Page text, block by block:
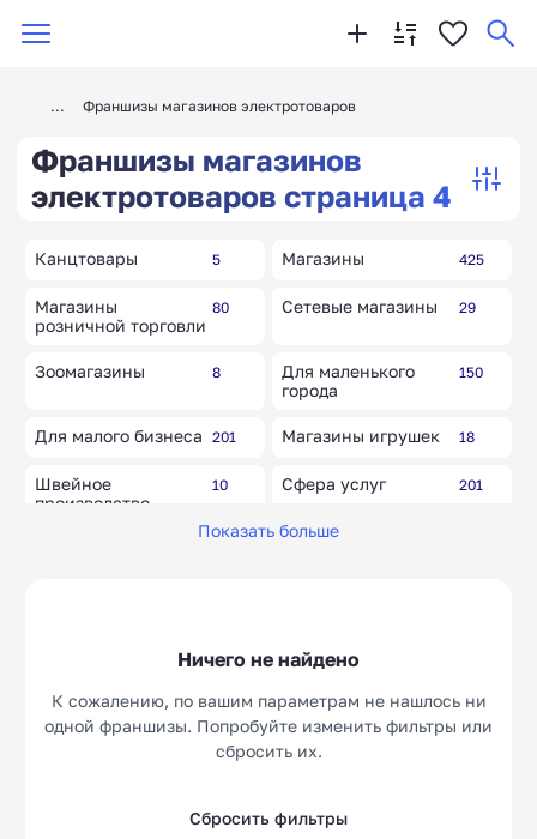
Франшизы магазинов электротоваров
Франшизы магазинов
электротоваров страница 4
Канцтовары 5 Магазины 425
Магазины
розничной торговли
80 Сетевые магазины 29
Зоомагазины 8
Для маленького
города
150
Для малого бизнеса 201 Магазины игрушек 18
Швейное
производство
10 Сфера услуг 201
Показать больше
Ничего не найдено
К сожалению, по вашим параметрам не нашлось ни
одной франшизы. Попробуйте изменить фильтры или
сбросить их.
Сбросить фильтры